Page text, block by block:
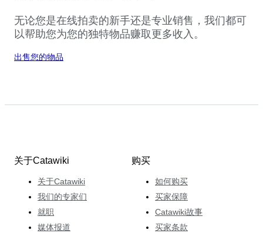
无论您是在线拍卖的新手还是专业销售，我们都可
以帮助您为您的独特物品赚取更多收入。
出售您的物品
关于Catawiki
关于Catawiki
我们的专家们
就职
媒体报道
购买
如何购买
买家保障
Catawiki故事
买家条款